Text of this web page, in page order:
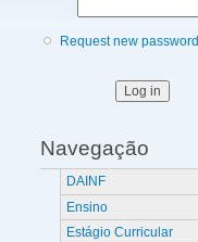
Request new password
Navegação
DAINF
Ensino
Estágio Curricular